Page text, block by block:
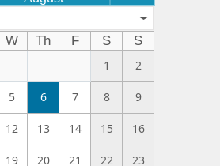
W Th F S
S
1
2
5 6 7 8 9
12 13 14 15 16
19 20 21 22 23